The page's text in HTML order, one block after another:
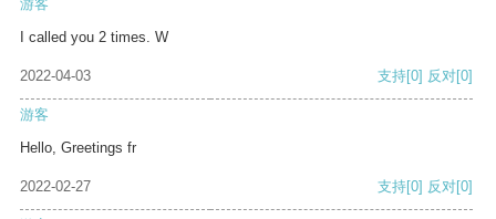
游客
I called you 2 times. W
2022-04-03 支持[0] 反对[0]
游客
Hello, Greetings fr
2022-02-27 支持[0] 反对[0]